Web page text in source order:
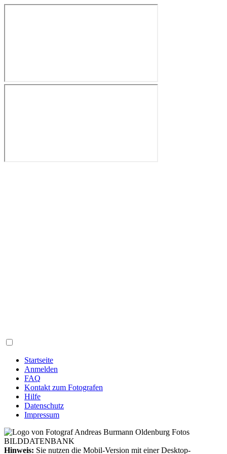
Startseite
Anmelden
FAQ
Kontakt zum Fotografen
Hilfe
Datenschutz
Impressum
Hinweis: Sie nutzen die Mobil-Version mit einer Desktop-